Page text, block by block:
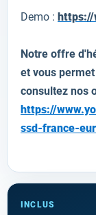
Demo :
Notre offre
et vous
consultez nos
https://
ssd-france-
INCLUS